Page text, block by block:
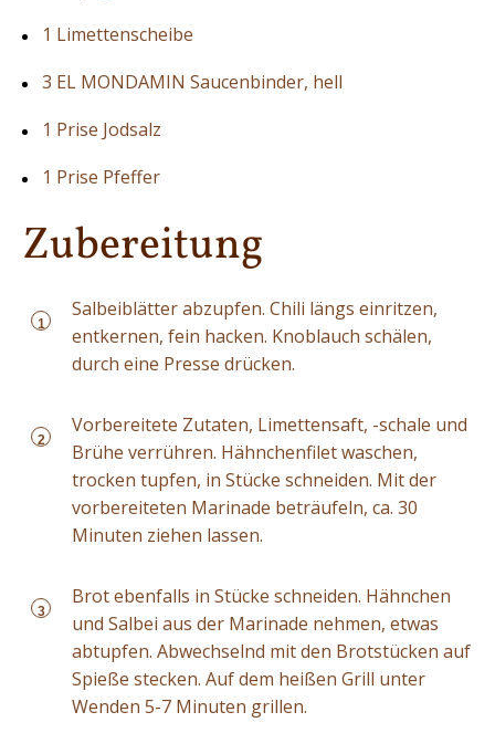
1 Limettenscheibe
3 EL MONDAMIN Saucenbinder, hell
1 Prise Jodsalz
1 Prise Pfeffer
Zubereitung
1
Salbeiblätter abzupfen. Chili längs einritzen,
entkernen, fein hacken. Knoblauch schälen,
durch eine Presse drücken.
2
Vorbereitete Zutaten, Limettensaft, -schale und
Brühe verrühren. Hähnchenfilet waschen,
trocken tupfen, in Stücke schneiden. Mit der
vorbereiteten Marinade beträufeln, ca. 30
Minuten ziehen lassen.
3
Brot ebenfalls in Stücke schneiden. Hähnchen
und Salbei aus der Marinade nehmen, etwas
abtupfen. Abwechselnd mit den Brotstücken auf
Spieße stecken. Auf dem heißen Grill unter
Wenden 5-7 Minuten grillen.